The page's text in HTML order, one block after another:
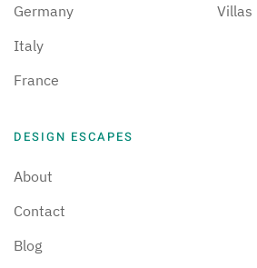
Germany
Italy
France
Villas
DESIGN ESCAPES
About
Contact
Blog